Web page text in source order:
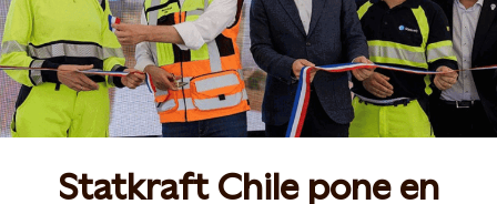
Statkraft Chile pone en